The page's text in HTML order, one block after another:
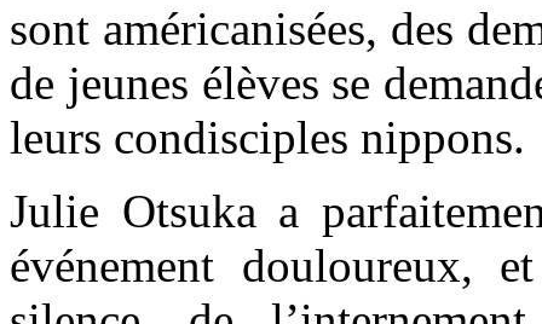
sont américanisées, des
de jeunes élèves se
leurs condisciples nippons.
Julie Otsuka a
événement douloureux,